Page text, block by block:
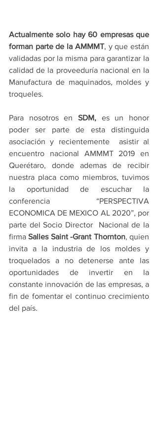
Actualmente solo hay 60 empresas que
forman parte de la AMMMT, y que están
validadas por la misma para garantizar la
calidad de la proveeduría nacional en la
Manufactura de maquinados, moldes y
troqueles.
Para nosotros en SDM, es
un honor
poder ser parte de esta distinguida
asociación y recientemente  asistir al
encuentro nacional AMMMT 2019 en
Querétaro, donde ademas de recibir
nuestra placa como miembros, tuvimos
la oportunidad de escuchar la
conferencia “PERSPECTIVA
ECONOMICA DE MEXICO AL 2020”, por
parte del Socio Director  Nacional de la
firma Salles Saint -Grant Thornton, quien
invita a la industria de los moldes y
troquelados a no detenerse ante las
oportunidades de invertir en la
constante innovación de las empresas, a
fin de fomentar el continuo crecimiento
del país.